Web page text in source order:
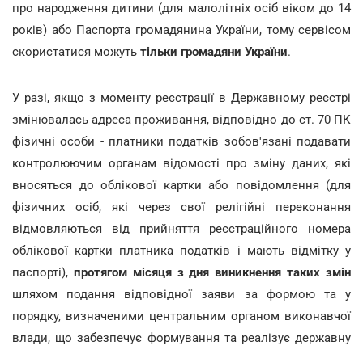
про народження дитини (для малолітніх осіб віком до 14
років) або Паспорта громадянина України, тому сервісом
скористатися можуть тільки громадяни України.
У разі, якщо з моменту реєстрації в Державному реєстрі
змінювалась адреса проживання, відповідно до ст. 70 ПК
фізичні особи - платники податків зобов'язані подавати
контролюючим органам відомості про зміну даних, які
вносяться до облікової картки або повідомлення (для
фізичних осіб, які через свої релігійні переконання
відмовляються від прийняття реєстраційного номера
облікової картки платника податків і мають відмітку у
паспорті), протягом місяця з дня виникнення таких змін
шляхом подання відповідної заяви за формою та у
порядку, визначеними центральним органом виконавчої
влади, що забезпечує формування та реалізує державну